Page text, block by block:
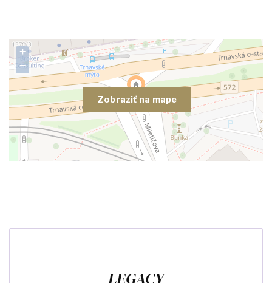
Zobraziť na mape
+
−